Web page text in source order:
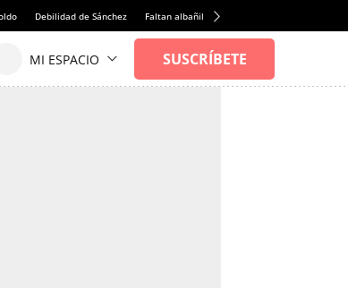
Debilidad de Sánchez Faltan albañiles